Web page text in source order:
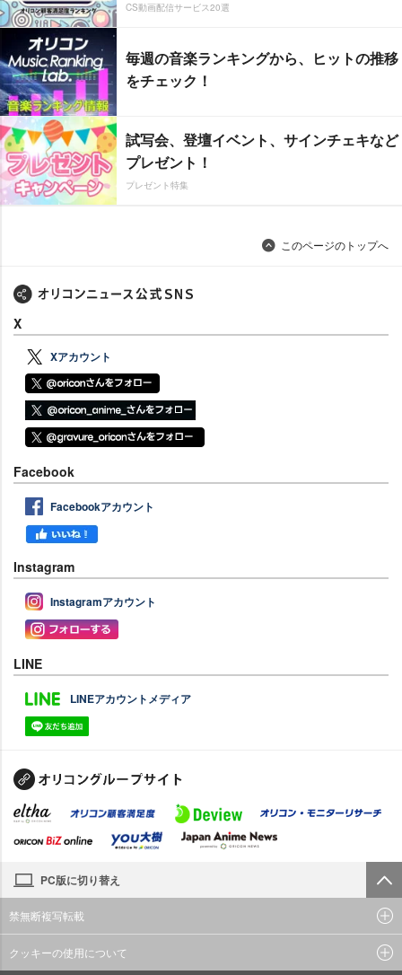
CS動画配信サービス20選
毎週の音楽ランキングから、ヒットの推移
をチェック！
試写会、登壇イベント、サインチェキなど
プレゼント！
プレゼント特集
このページのトップへ
X
Xアカウント
Facebook
Facebookアカウント
Instagram
Instagramアカウント
LINE
LINEアカウントメディア
PC版に切り替え
禁無断複写転載
クッキーの使用について